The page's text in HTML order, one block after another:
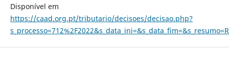
Disponível em
https://caad.org.pt/tributario/decisoes/decisao.php?